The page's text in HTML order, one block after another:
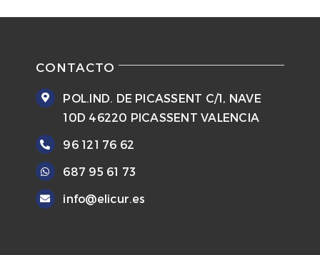
CONTACTO
POL.IND. DE PICASSENT C/1, NAVE
10D 46220 PICASSENT VALENCIA
96 121 76 62
687 95 61 73
info@elicur.es